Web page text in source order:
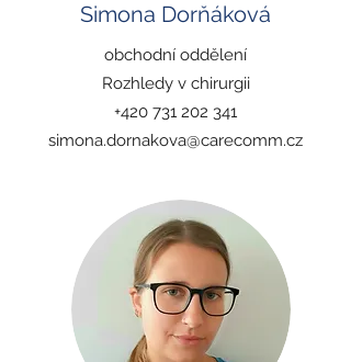
Simona Dorňáková
obchodní oddělení
Rozhledy v chirurgii
+420 731 202 341
simona.dornakova@carecomm.cz